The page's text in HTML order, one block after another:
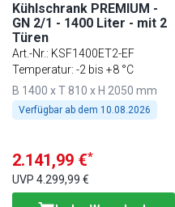
Kühlschrank PREMIUM -
GN 2/1 - 1400 Liter - mit 2
Türen
Art.-Nr.: KSF1400ET2-EF
Temperatur: -2 bis +8 °C
B 1400 x T 810 x H 2050 mm
Verfügbar ab dem 10.08.2026
2.141,99 €*
UVP 4.299,99 €